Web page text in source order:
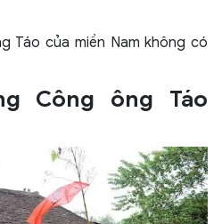
Táo của miền Nam không có
Công ông Táo